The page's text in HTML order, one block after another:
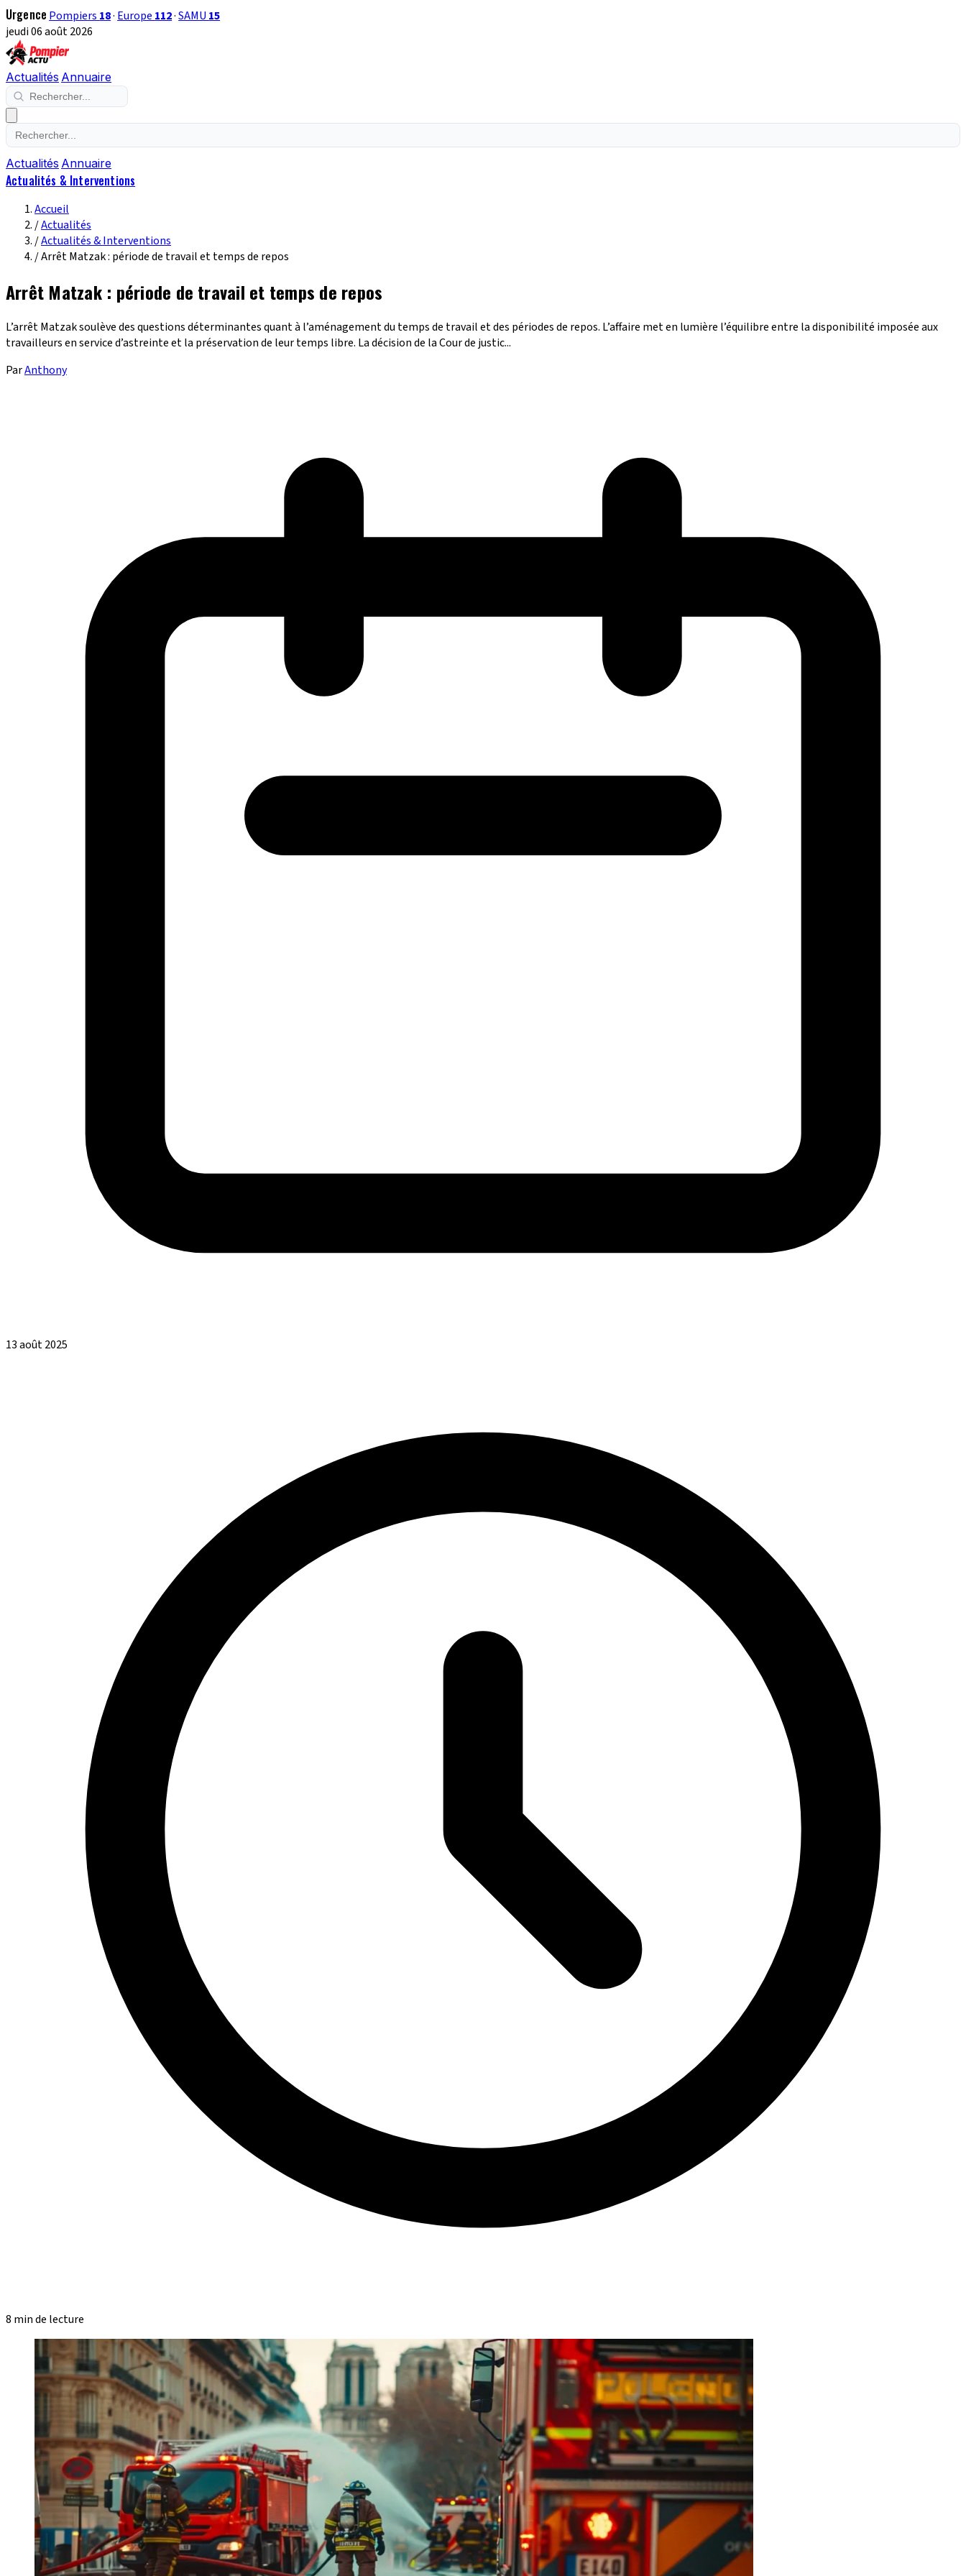
Urgence Pompiers 18· Europe 112·SAMU 15
jeudi 06 août 2026
Actualités Annuaire
Actualités Annuaire
Actualités & Interventions
Accueil
/Actualités
/Actualités & Interventions
/Arrêt Matzak : période de travail et temps de repos
Arrêt Matzak : période de travail et temps de repos
L’arrêt Matzak soulève des questions déterminantes quant à l’aménagement du temps de travail et des périodes de repos. L’affaire met en lumière l’équilibre entre la disponibilité imposée aux
travailleurs en service d’astreinte et la préservation de leur temps libre. La décision de la Cour de justic...
ParAnthony
13 août 2025
8 min de lecture